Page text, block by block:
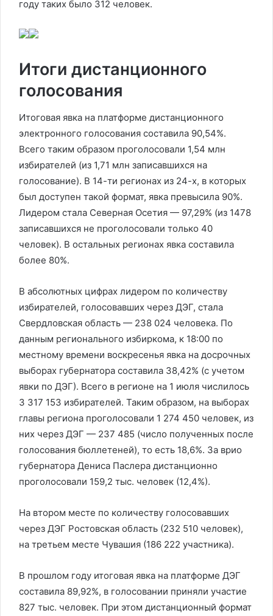
году таких было 312 человек.
Итоги дистанционного
голосования
Итоговая явка на платформе дистанционного
электронного голосования составила 90,54%.
Всего таким образом проголосовали 1,54 млн
избирателей (из 1,71 млн записавшихся на
голосование). В 14-ти регионах из 24-х, в которых
был доступен такой формат, явка превысила 90%.
Лидером стала Северная Осетия — 97,29% (из 1478
записавшихся не проголосовали только 40
человек). В остальных регионах явка составила
более 80%.
В абсолютных цифрах лидером по количеству
избирателей, голосовавших через ДЭГ, стала
Свердловская область — 238 024 человека. По
данным регионального избиркома, к 18:00 по
местному времени воскресенья явка на досрочных
выборах губернатора составила 38,42% (с учетом
явки по ДЭГ). Всего в регионе на 1 июля числилось
3 317 153 избирателей. Таким образом, на выборах
главы региона проголосовали 1 274 450 человек, из
них через ДЭГ — 237 485 (число полученных после
голосования бюллетеней), то есть 18,6%. За врио
губернатора Дениса Паслера дистанционно
проголосовали 159,2 тыс. человек (12,4%).
На втором месте по количеству голосовавших
через ДЭГ Ростовская область (232 510 человек),
на третьем месте Чувашия (186 222 участника).
В прошлом году итоговая явка на платформе ДЭГ
составила 89,92%, в голосовании приняли участие
827 тыс. человек. При этом дистанционный формат